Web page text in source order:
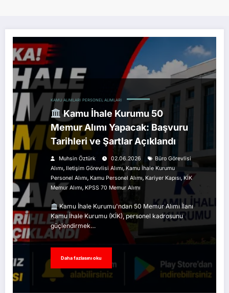
KAMU ALIMLARI PERSONEL ALIMLARI
Kamu İhale Kurumu 50
Memur Alımı Yapacak: Başvuru
Tarihleri ve Şartlar Açıklandı
Muhsin Öztürk 02.06.2026
Büro Görevlisi
Alımı, Iletişim Görevlisi Alımı,Kamu İhale Kurumu
Personel Alımı, Kamu Personel Alımı, Kariyer Kapısı, KİK
Memur Alımı, KPSS 70 Memur Alımı
Kamu İhale Kurumu'ndan 50 Memur Alımı İlanı
Kamu İhale Kurumu (KİK), personel kadrosunu
güçlendirmek…
Daha fazlasını oku